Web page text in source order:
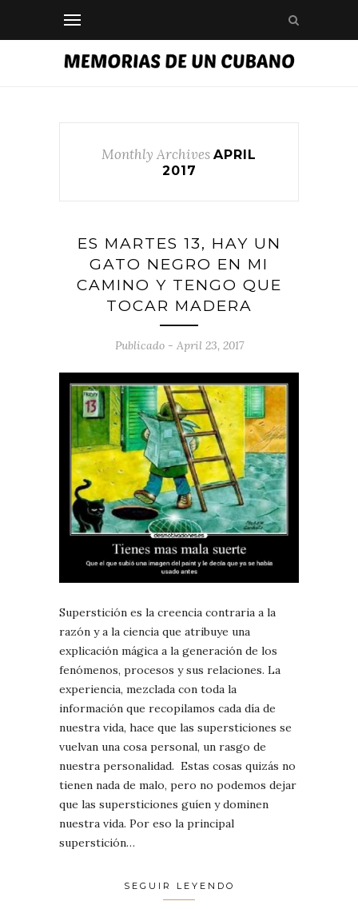
Monthly Archives APRIL
2017
ES MARTES 13, HAY UN
GATO NEGRO EN MI
CAMINO Y TENGO QUE
TOCAR MADERA
Publicado - April 23, 2017
Superstición es la creencia contraria a la
razón y a la ciencia que atribuye una
explicación mágica a la generación de los
fenómenos, procesos y sus relaciones. La
experiencia, mezclada con toda la
información que recopilamos cada día de
nuestra vida, hace que las supersticiones se
vuelvan una cosa personal, un rasgo de
nuestra personalidad. Estas cosas quizás no
tienen nada de malo, pero no podemos dejar
que las supersticiones guíen y dominen
nuestra vida. Por eso la principal
superstición…
SEGUIR LEYENDO